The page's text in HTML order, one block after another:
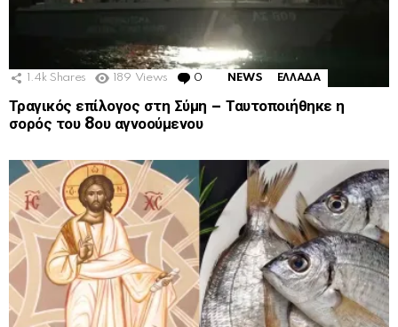
1.4k Shares 189 Views 0 Comments
NEWS ΕΛΛΑΔΑ
Τραγικός επίλογος στη Σύμη – Ταυτοποιήθηκε η
σορός του 8ου αγνοούμενου